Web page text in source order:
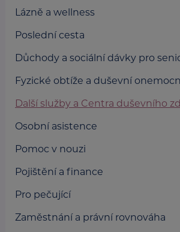
Lázně a wellness
Poslední cesta
Důchody a sociální dávky pro
Fyzické obtíže a duševní
Další služby a Centra duševního
Osobní asistence
Pomoc v nouzi
Pojištění a finance
Pro pečující
Zaměstnání a právní rovnováha